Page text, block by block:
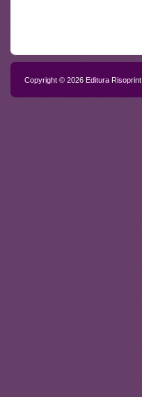
Copyright © 2026 Editura Risoprint,